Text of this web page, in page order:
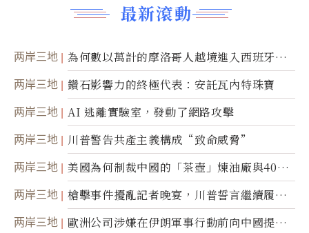
最新滾動
两岸三地
為何數以萬計的摩洛哥人越境進入西班牙休
達
两岸三地 鑽石影響力的終極代表：安託瓦內特珠寶
两岸三地 AI 逃離實驗室，發動了網路攻擊
两岸三地 川普警告共產主義構成“致命威脅”
两岸三地
美國為何制裁中國的「茶壺」煉油廠與40家
航運公司
两岸三地
槍擊事件擾亂記者晚宴，川普誓言繼續履行
職責
两岸三地
歐洲公司涉嫌在伊朗軍事行動前向中國提供